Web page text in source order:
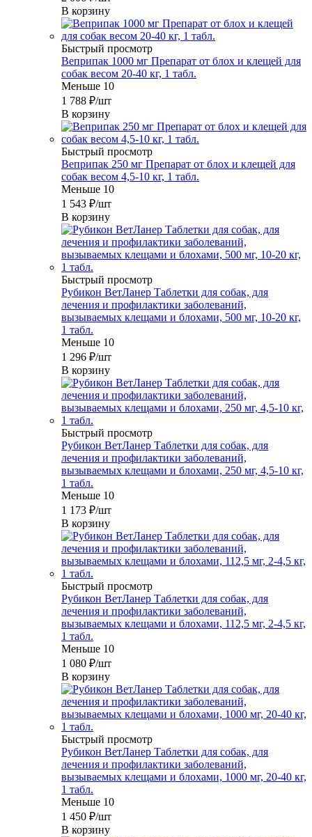
В корзину
Быстрый просмотр
Веприпак 1000 мг Препарат от блох и клещей для
собак весом 20-40 кг, 1 табл.
Меньше 10
1 788 ₽/шт
В корзину
Быстрый просмотр
Веприпак 250 мг Препарат от блох и клещей для
собак весом 4,5-10 кг, 1 табл.
Меньше 10
1 543 ₽/шт
В корзину
Быстрый просмотр
Рубикон ВетЛанер Таблетки для собак, для
лечения и профилактики заболеваний,
вызываемых клещами и блохами, 500 мг, 10-20 кг,
1 табл.
Меньше 10
1 296 ₽/шт
В корзину
Быстрый просмотр
Рубикон ВетЛанер Таблетки для собак, для
лечения и профилактики заболеваний,
вызываемых клещами и блохами, 250 мг, 4,5-10 кг,
1 табл.
Меньше 10
1 173 ₽/шт
В корзину
Быстрый просмотр
Рубикон ВетЛанер Таблетки для собак, для
лечения и профилактики заболеваний,
вызываемых клещами и блохами, 112,5 мг, 2-4,5 кг,
1 табл.
Меньше 10
1 080 ₽/шт
В корзину
Быстрый просмотр
Рубикон ВетЛанер Таблетки для собак, для
лечения и профилактики заболеваний,
вызываемых клещами и блохами, 1000 мг, 20-40 кг,
1 табл.
Меньше 10
1 450 ₽/шт
В корзину